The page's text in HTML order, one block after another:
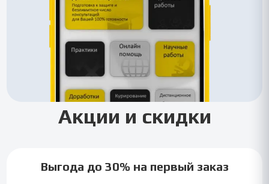
Акции и скидки
Выгода до 30% на первый заказ